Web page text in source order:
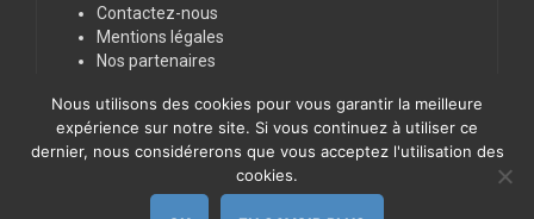
Contactez-nous
Mentions légales
Nos partenaires
Fièrement propulsé par WordPress Thème
Nous utilisons des cookies pour vous garantir la meilleure
expérience sur notre site. Si vous continuez à utiliser ce
dernier, nous considérerons que vous acceptez l'utilisation des
cookies.